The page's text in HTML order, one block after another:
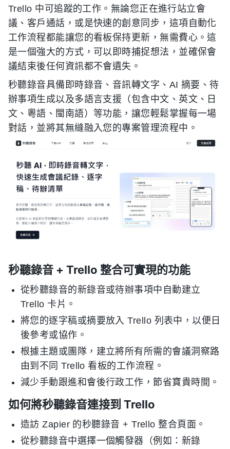
Trello 中可追蹤的工作。無論您正在進行站立會
議、客戶通話，或是快速的創意同步，這項自動化
工作流程都能讓您的看板保持更新，無需費心。這
是一個強大的方式，可以即時捕捉想法，並確保會
議結束後任何資訊都不會遺失。
秒聽錄音具備即時錄音、音訊轉文字、AI 摘要、待
辦事項生成以及多語言支援（包含中文、英文、日
文、粵語、閩南語）等功能，讓您輕鬆掌握每一場
對話，並將其無縫融入您的專案管理流程中。
秒聽錄音 + Trello 整合可實現的功能
從秒聽錄音的新錄音或待辦事項中自動建立
Trello 卡片。
將您的逐字稿或摘要放入 Trello 列表中，以便日
後參考或協作。
根據主題或團隊，建立將所有所需的會議洞察路
由到不同 Trello 看板的工作流程。
減少手動跟進和會後行政工作，節省寶貴時間。
如何將秒聽錄音連接到 Trello
造訪 Zapier 的秒聽錄音 + Trello 整合頁面。
從秒聽錄音中選擇一個觸發器（例如：新錄